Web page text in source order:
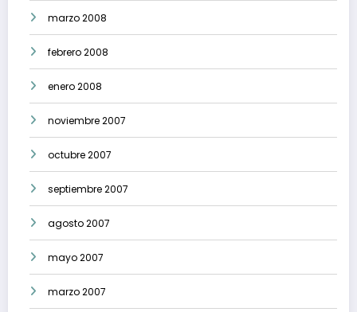
marzo 2008
febrero 2008
enero 2008
noviembre 2007
octubre 2007
septiembre 2007
agosto 2007
mayo 2007
marzo 2007